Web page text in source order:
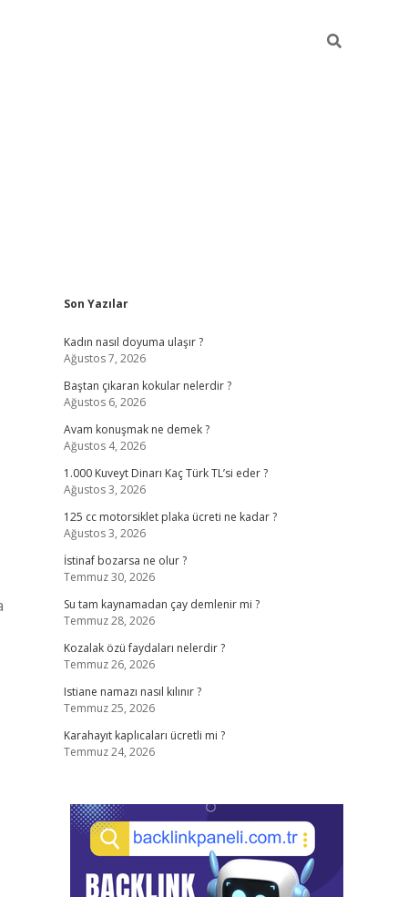
Sidebar
Son Yazılar
Kadın nasıl doyuma ulaşır ?
Ağustos 7, 2026
Baştan çıkaran kokular nelerdir ?
Ağustos 6, 2026
Avam konuşmak ne demek ?
Ağustos 4, 2026
1.000 Kuveyt Dinarı Kaç Türk TL’si eder ?
Ağustos 3, 2026
125 cc motorsiklet plaka ücreti ne kadar ?
Ağustos 3, 2026
İstinaf bozarsa ne olur ?
Temmuz 30, 2026
Su tam kaynamadan çay demlenir mi ?
Temmuz 28, 2026
Kozalak özü faydaları nelerdir ?
Temmuz 26, 2026
Istiane namazı nasıl kılınır ?
Temmuz 25, 2026
Karahayıt kaplıcaları ücretli mi ?
Temmuz 24, 2026